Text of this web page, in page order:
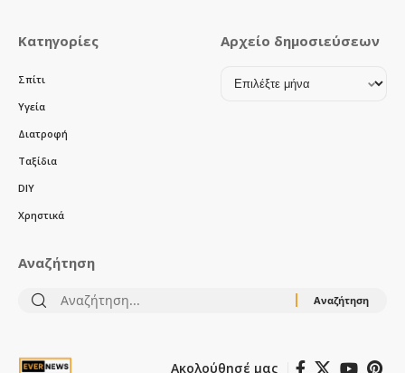
Κατηγορίες
Σπίτι
Υγεία
Διατροφή
Ταξίδια
DIY
Χρηστικά
Αρχείο δημοσιεύσεων
Αρχείο
Αναζήτηση
Αναζήτηση
Ακολούθησέ μας